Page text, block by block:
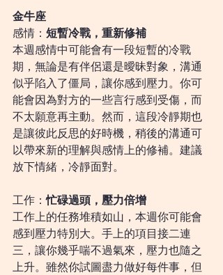
金牛座
感情： 短暫冷戰，重新修補
本週感情中可能會有一段短暫的冷戰
期，無論是有伴侶還是曖昧對象，溝通
似乎陷入了僵局，讓你感到壓力。你可
能會因為對方的一些言行感到受傷，而
不太願意再主動。然而，這段冷靜期也
是讓彼此反思的好時機，稍後的溝通可
以帶來新的理解與感情上的修補。建議
放下情緒，冷靜面對。
工作：忙碌過頭，壓力倍增
工作上的任務堆積如山，本週你可能會
感到壓力特別大。手上的項目接二連
三，讓你幾乎喘不過氣來，壓力也隨之
上升。雖然你試圖盡力做好每件事，但